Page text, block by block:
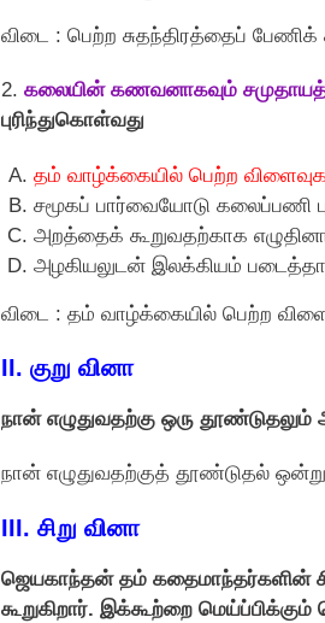
விடை : பெற்ற சுதந்திரத்தைப்
2. கலையின் கணவனாகவும்
புரிந்துகொள்வது
தம் வாழ்க்கையில் பெற்ற
சமூகப் பார்வையோடு கலைப்பணி
அறத்தைக் கூறுவதற்காக
அழகியலுடன் இலக்கியம்
விடை : தம் வாழ்க்கையில் பெற்ற
II. குறு வினா
நான் எழுதுவதற்கு ஒரு
நான் எழுதுவதற்குத் தூண்டுதல்
III. சிறு வினா
ஜெயகாந்தன் தம் கதைமாந்தர்களின்
கூறுகிறார். இக்கூற்றை